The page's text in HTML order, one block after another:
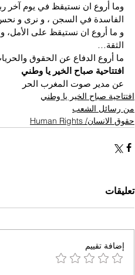
وما أروع ان نستيقظ في يوم آخر
الفاسدة في السجن ، و نرى و
و ما أروع ان نستيقظ على الأمل،
الثقة…
ما أروع الدفاع عن الحقوق
افتتاحية صباح الخير يا وطني
عن مدير صوت المغرب الحر
افتتاحية صباح الخير يا وطني
من رسائل الشعب
حقوق الانسان/ Human Rights
تعليقات
إضافة تقييم